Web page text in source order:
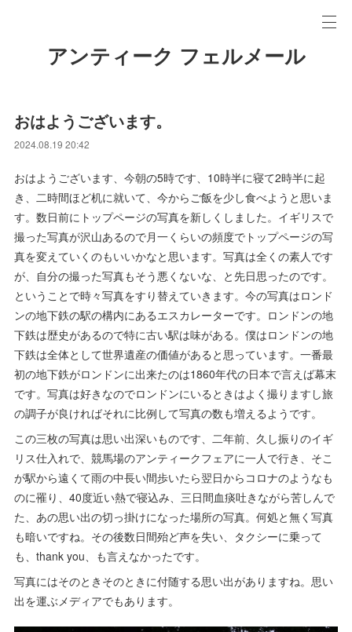
アンティーク フェルメール
おはようございます。
2024.08.19 20:42
おはようございます、今朝の5時です、10時半に寝て2時半に起
き、二時間ほど机に就いて、今からご飯を少し食べようと思いま
す。数日前にトップページの写真を新しくしました。イギリスで
撮った写真が沢山あるので月一くらいの頻度でトップページの写
真を変えていくのもいいかなと思います。写真は全くの素人です
が、自分の撮った写真もそう悪くないな、と先日思ったのです。
ということで時々写真をすり替えていきます。今の写真はロンド
ンの地下鉄の駅の構内にあるエスカレーターです。ロンドンの地
下鉄は歴史があるので特に古い駅は味がある。僕はロンドンの地
下鉄は全体として世界遺産の価値があると思っています。一番最
初の地下鉄がロンドンに出来たのは1860年代の日本で言えば幕末
です。写真は好きなのでロンドンにいるときはよく撮りますし旅
の調子が良ければそれに比例して写真の数も増えるようです。
この三枚の写真は思い出深いものです、二年前、久し振りのイギ
リス仕入れで、競馬場のアンティークフェアに一人で行き、そこ
が駅から遠くて雨の中長い間歩いたら翌日からコロナのようなも
のに罹り、40度近い熱で寝込み、三日間血痰吐きながら苦しんで
た、あの思い出の切っ掛けになった場所の写真。何処と無く写真
も暗いですね。その後数日間殆ど声を失い、タクシーに乗って
も、thank you、も言えなかったです。
写真にはそのときそのときに付随する思い出がありますね。思い
出を運ぶメディアでもあります。